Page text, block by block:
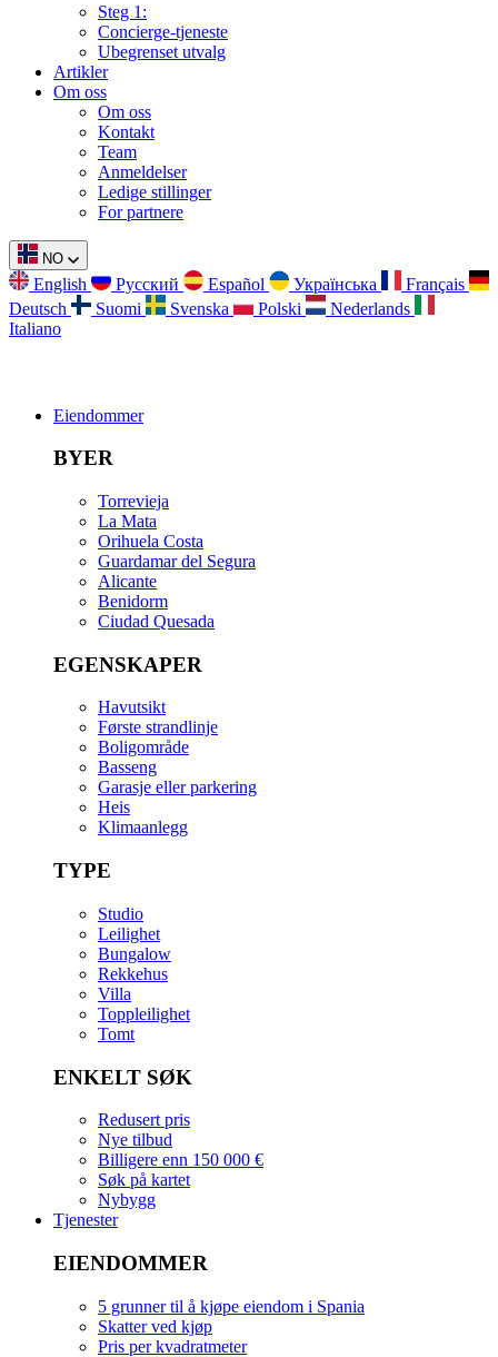
Steg 1:
Concierge-tjeneste
Ubegrenset utvalg
Artikler
Om oss
Om oss
Kontakt
Team
Anmeldelser
Ledige stillinger
For partnere
NO
English Русский Español Українська
Français
Deutsch
Suomi Svenska Polski
Nederlands
Italiano
Eiendommer
BYER
Torrevieja
La Mata
Orihuela Costa
Guardamar del Segura
Alicante
Benidorm
Ciudad Quesada
EGENSKAPER
Havutsikt
Første strandlinje
Boligområde
Basseng
Garasje eller parkering
Heis
Klimaanlegg
TYPE
Studio
Leilighet
Bungalow
Rekkehus
Villa
Toppleilighet
Tomt
ENKELT SØK
Redusert pris
Nye tilbud
Billigere enn 150 000 €
Søk på kartet
Nybygg
Tjenester
EIENDOMMER
5 grunner til å kjøpe eiendom i Spania
Skatter ved kjøp
Pris per kvadratmeter